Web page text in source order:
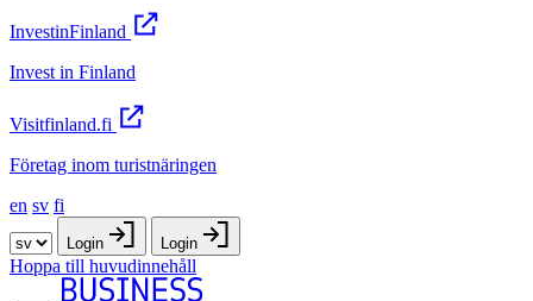
InvestinFinland
Invest in Finland
Visitfinland.fi
Företag inom turistnäringen
en sv fi
Login Login
Hoppa till huvudinnehåll